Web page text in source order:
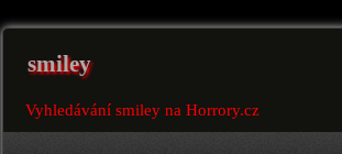
smiley
Vyhledávání smiley na Horrory.cz